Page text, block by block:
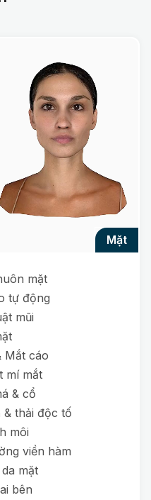
mặt
mặt
tự động
mũi
Mắt cáo
mí mắt
& cổ
& thải độc tố
môi
viền hàm
mặt
bên